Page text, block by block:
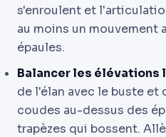
s'enroulent et
au moins un mouvement
épaules.
Balancer les élévations
de l'élan avec le buste et
coudes au-dessus des
trapèzes qui bossent.